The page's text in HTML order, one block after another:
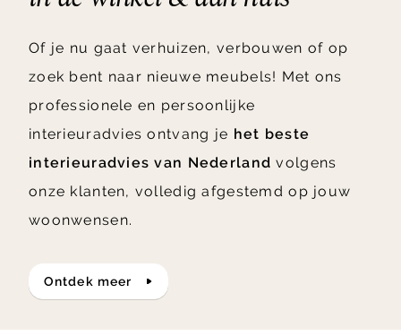
Of je nu gaat verhuizen, verbouwen of op
zoek bent naar nieuwe meubels! Met ons
professionele en persoonlijke
interieuradvies ontvang je het beste
interieuradvies van Nederland volgens
onze klanten, volledig afgestemd op jouw
woonwensen.
ontdek meer